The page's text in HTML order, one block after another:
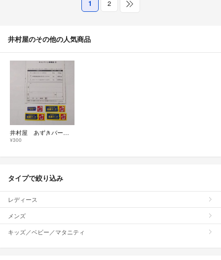
1 2
井村屋のその他の人気商品
井村屋 あずきバー 応募マーク 4枚 ハガキ 2026 懸賞
¥300
タイプで絞り込み
レディース
メンズ
キッズ／ベビー／マタニティ